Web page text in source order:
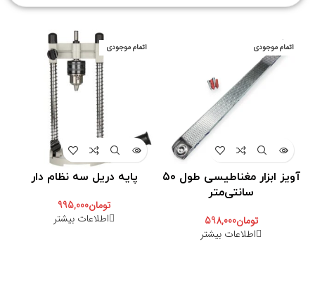
اتمام موجودی
آویز ابزار مغناطیسی طول ۵۰
سانتی‌متر
تومان598,000
اطلاعات بیشتر
اتمام موجودی
پایه دریل سه نظام دار
تومان995,000
اطلاعات بیشتر